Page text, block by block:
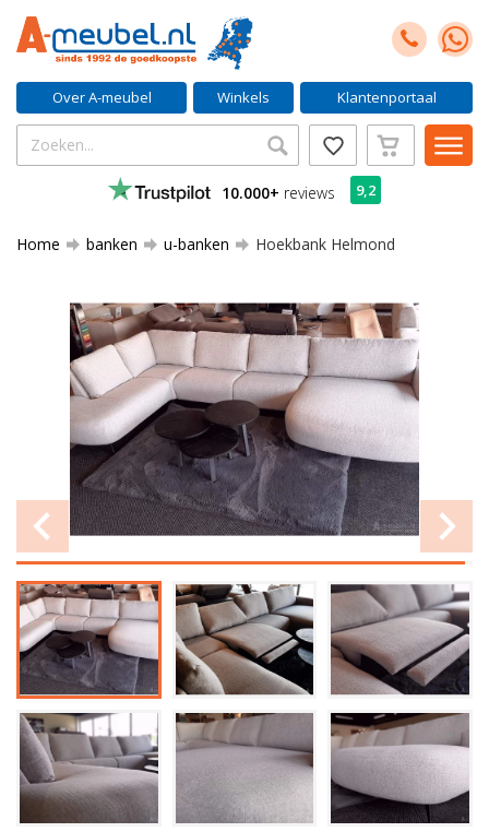
Over A-meubel Winkels Klantenportaal
10.000+ reviews 9,2
Home banken u-banken Hoekbank Helmond